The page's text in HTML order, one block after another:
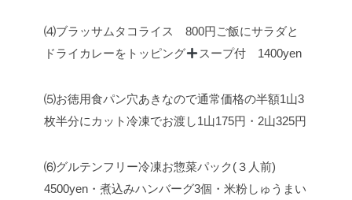
⑷ブラッサムタコライス 800円 ご飯にサラダと
ドライカレーをトッピング
スープ付 1400yen
⑸お徳用食パン穴あきなので通常価格の半額1山3
枚半分にカット冷凍でお渡し1山175円・2山325円
⑹グルテンフリー冷凍お惣菜パック(３人前)
4500yen ・煮込みハンバーグ3個 ・米粉しゅうまい